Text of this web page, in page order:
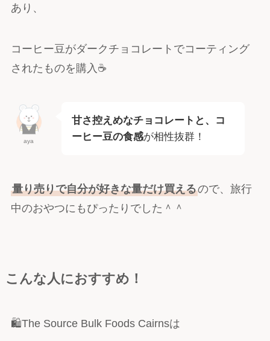
あり、
コーヒー豆がダークチョコレートでコーティング
されたものを購入☕
aya
甘さ控えめなチョコレートと、コ
ーヒー豆の食感が相性抜群！
量り売りで自分が好きな量だけ買えるので、旅行
中のおやつにもぴったりでした＾＾
こんな人におすすめ！
🛍The Source Bulk Foods Cairnsは